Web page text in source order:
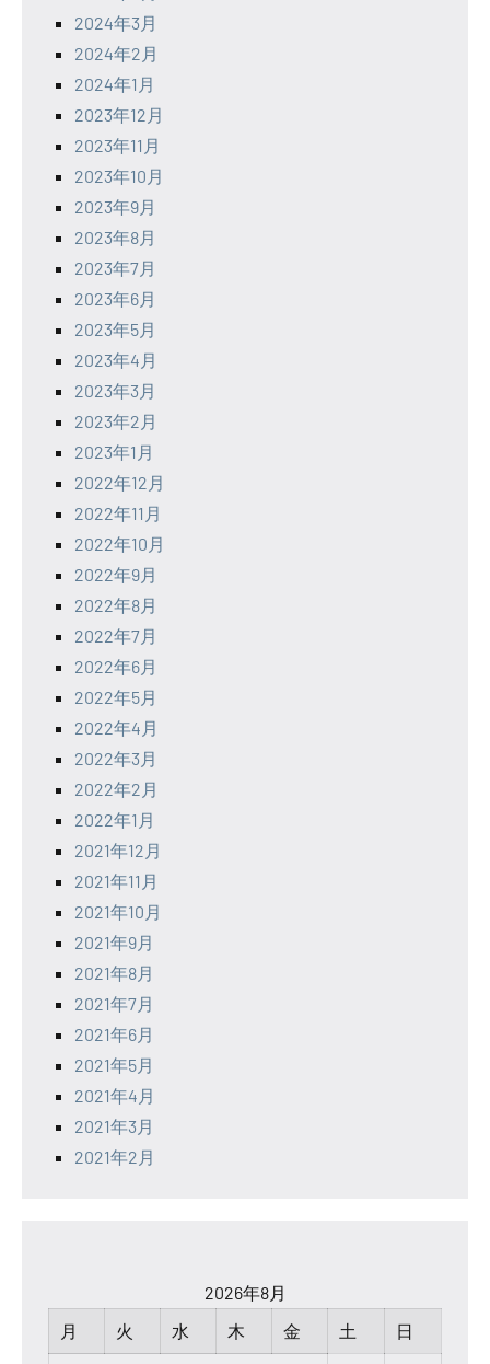
2024年3月
2024年2月
2024年1月
2023年12月
2023年11月
2023年10月
2023年9月
2023年8月
2023年7月
2023年6月
2023年5月
2023年4月
2023年3月
2023年2月
2023年1月
2022年12月
2022年11月
2022年10月
2022年9月
2022年8月
2022年7月
2022年6月
2022年5月
2022年4月
2022年3月
2022年2月
2022年1月
2021年12月
2021年11月
2021年10月
2021年9月
2021年8月
2021年7月
2021年6月
2021年5月
2021年4月
2021年3月
2021年2月
2026年8月
月
火 水 木 金 土 日